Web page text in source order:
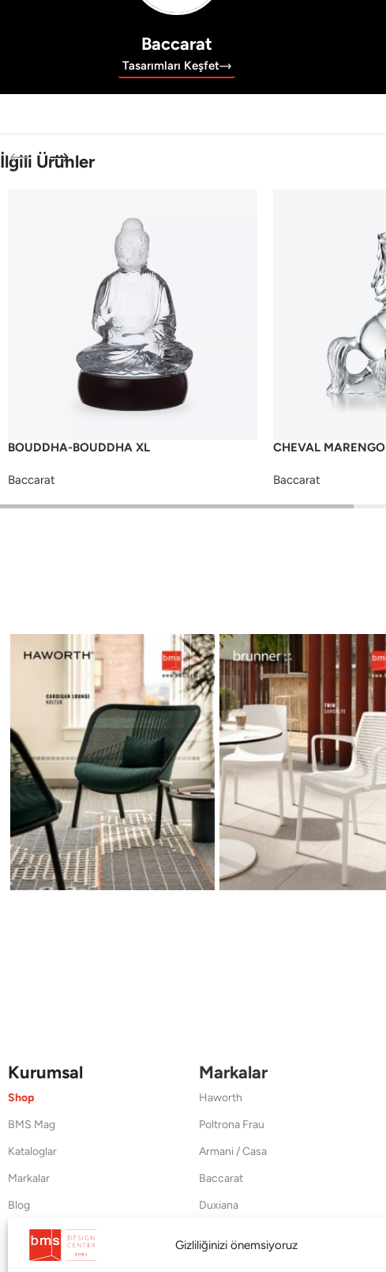
Gizliliğinizi önemsiyoruz
Baccarat
Tasarımları Keşfet
İlgili Ürünler
BOUDDHA-BOUDDHA XL
Baccarat
CHEVAL MARENGO
Baccarat
Kurumsal
Shop
BMS Mag
Kataloglar
Markalar
Blog
Hakkımızda
İletişim
Markalar
Haworth
Poltrona Frau
Armani / Casa
Baccarat
Duxiana